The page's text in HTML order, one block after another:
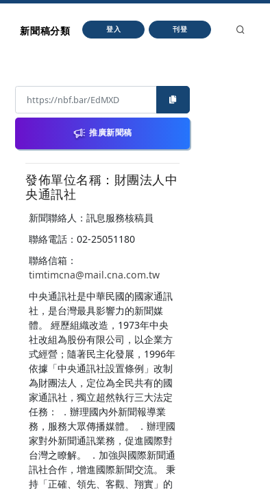
新聞稿分類 登入 刊登
推廣新聞稿
發佈單位名稱：財團法人中
央通訊社
新聞聯絡人：訊息服務核稿員
聯絡電話：02-25051180
聯絡信箱：
timtimcna@mail.cna.com.tw
中央通訊社是中華民國的國家通訊
社，是台灣最具影響力的新聞媒
體。 經歷組織改造，1973年中央
社改組為股份有限公司，以企業方
式經營；隨著民主化發展，1996年
依據「中央通訊社設置條例」改制
為財團法人，定位為全民共有的國
家通訊社，獨立超然執行三大法定
任務： ．辦理國內外新聞報導業
務，服務大眾傳播媒體。 ．辦理國
家對外新聞通訊業務，促進國際對
台灣之瞭解。 ．加強與國際新聞通
訊社合作，增進國際新聞交流。 秉
持「正確、領先、客觀、翔實」的